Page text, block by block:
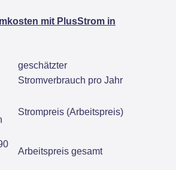
mit PlusStrom in
geschätzter
Stromverbrauch pro Jahr
Strompreis (Arbeitspreis)
Arbeitspreis gesamt